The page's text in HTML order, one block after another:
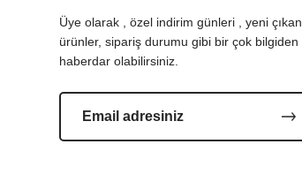
Üye olarak , özel indirim günleri , yeni çıkan
ürünler, sipariş durumu gibi bir çok bilgiden
haberdar olabilirsiniz.